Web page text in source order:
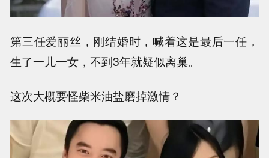
第三任爱丽丝，刚结婚时，喊着这是最后一任，
生了一儿一女，不到3年就疑似离巢。
这次大概要怪柴米油盐磨掉激情？